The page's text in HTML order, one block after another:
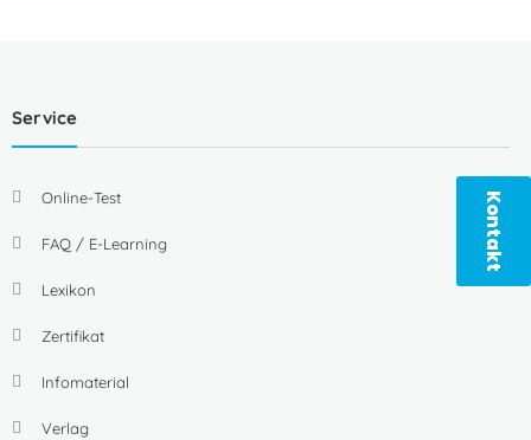
Kontakt
Service
Online-Test
FAQ / E-Learning
Lexikon
Zertifikat
Infomaterial
Verlag